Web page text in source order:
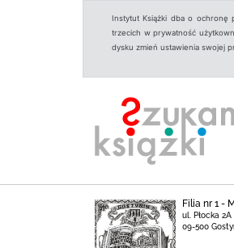
Instytut Książki dba o ochronę
trzecich w prywatność
dysku zmień ustawienia swojej
Filia nr 1 -
ul. Płocka 2A
09-500